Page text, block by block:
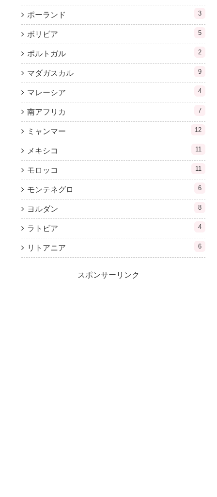
ポーランド 3
ボリビア 5
ポルトガル 2
マダガスカル 9
マレーシア 4
南アフリカ 7
ミャンマー 12
メキシコ 11
モロッコ 11
モンテネグロ 6
ヨルダン 8
ラトビア 4
リトアニア 6
スポンサーリンク